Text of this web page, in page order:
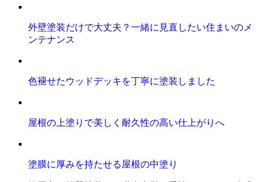
外壁塗装だけで大丈夫？一緒に見直したい住まいのメ
ンテナンス
色褪せたウッドデッキを丁寧に塗装しました
屋根の上塗りで美しく耐久性の高い仕上がりへ
塗膜に厚みを持たせる屋根の中塗り